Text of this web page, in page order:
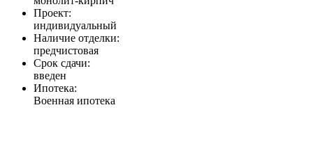
Проект:
индивидуальный
Наличие отделки:
предчистовая
Срок сдачи:
введен
Ипотека:
Военная ипотека